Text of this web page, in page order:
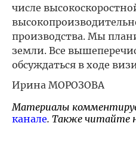
числе
производства. Мы
земли. Все
обсуждаться в ходе
Ирина МОРОЗОВА
Материалы
канале. Также читайте